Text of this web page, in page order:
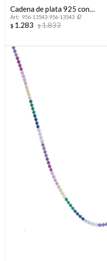
Cadena de plata 925 con
baño de oro amarillo, 45 cm.
956-13543-956-13543
$ 1.283 $1.833